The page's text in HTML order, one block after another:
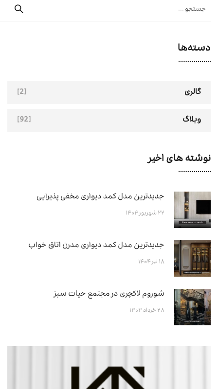
دسته‌ها
گالری [2]
وبلاگ [92]
نوشته های اخیر
جدیدترین مدل کمد دیواری مخفی پذیرایی
۲۲ شهریور ۱۴۰۴
جدیدترین مدل کمد دیواری مدرن اتاق خواب
۱۸ تیر ۱۴۰۴
شوروم لاکچری در مجتمع حیات سبز
۲۸ خرداد ۱۴۰۴